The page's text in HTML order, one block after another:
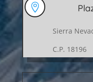

Sierra
C.P. 18196